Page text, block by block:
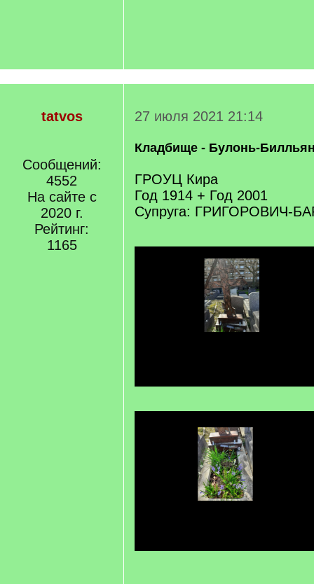
tatvos
Сообщений:
4552
На сайте с
2020 г.
Рейтинг:
1165
27 июля 2021 21:14
Кладбище - Булонь-
ГРОУЦ Кира
Год 1914 + Год 2001
Супруга: ГРИГОРОВИЧ-